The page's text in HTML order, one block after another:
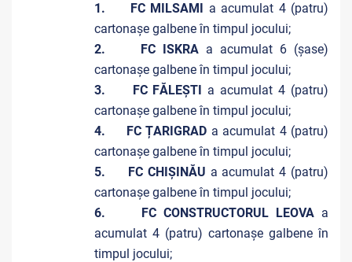
1. FC MILSAMI a acumulat 4 (patru)
cartonașe galbene în timpul jocului;
2. FC ISKRA a acumulat 6 (șase)
cartonașe galbene în timpul jocului;
3. FC FĂLEȘTI a acumulat 4 (patru)
cartonașe galbene în timpul jocului;
4. FC ȚARIGRAD a acumulat 4 (patru)
cartonașe galbene în timpul jocului;
5. FC CHIȘINĂU a acumulat 4 (patru)
cartonașe galbene în timpul jocului;
6. FC CONSTRUCTORUL LEOVA a
acumulat 4 (patru) cartonașe galbene în
timpul jocului;